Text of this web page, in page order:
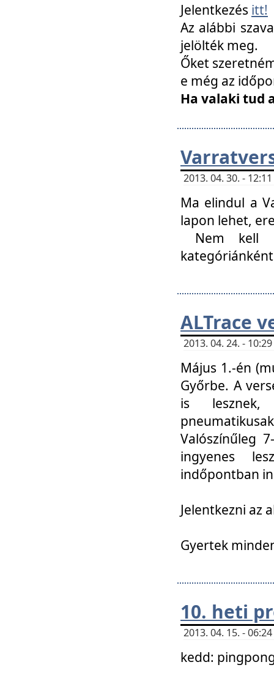
Jelentkezés itt!
Az alábbi
jelölték meg.
Őket
e még az
Ha valaki tud
2013. 04. 30. -
Ma elindul a
lapon lehet,
Nem kell
ALTrace
2013. 04. 24. -
Május 1.-én
Győrbe. A
is lesznek,
Valószínűleg
ingyenes
indőpontban
Jelentkezni az
Gyertek
10. heti
2013. 04. 15. -
kedd: